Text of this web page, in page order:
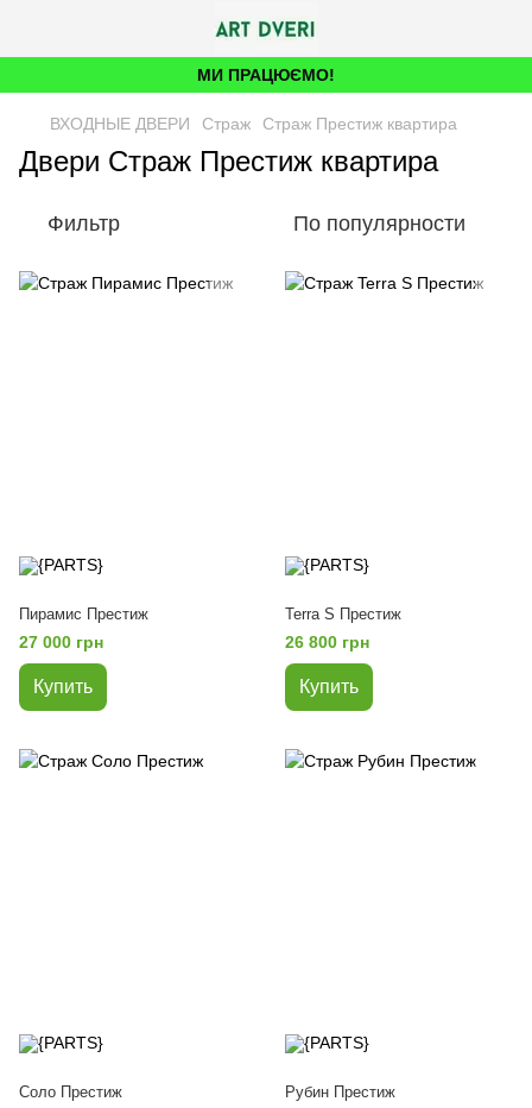
МИ ПРАЦЮЄМО!
ВХОДНЫЕ ДВЕРИ Страж Страж Престиж квартира
Двери Страж Престиж квартира
Фильтр По популярности
Пирамис Престиж
27 000 грн
Купить
Terra S Престиж
26 800 грн
Купить
Соло Престиж Рубин Престиж